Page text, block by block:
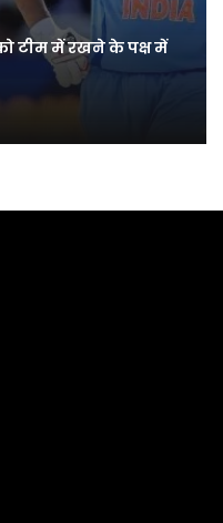
टीम में रखने के पक्ष में